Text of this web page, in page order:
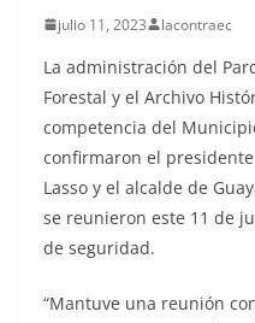
julio 11, 2023 lacontraec
La administración del
Forestal y el Archivo
competencia del
confirmaron el
Lasso y el alcalde de
se reunieron este 11 de
de seguridad.
“Mantuve una reunión